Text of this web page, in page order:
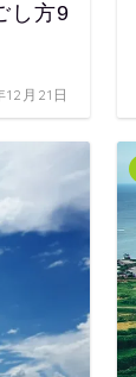
し方9
12月21日